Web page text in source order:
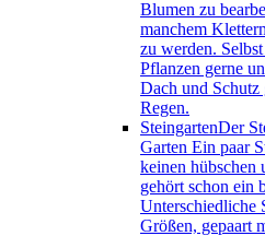
Blumen zu
manchem
zu werden.
Pflanzen gerne
Dach und Schutz
Regen.
SteingartenDer
Garten Ein paar
keinen hübschen
gehört schon ein
Unterschiedliche
Größen, gepaart